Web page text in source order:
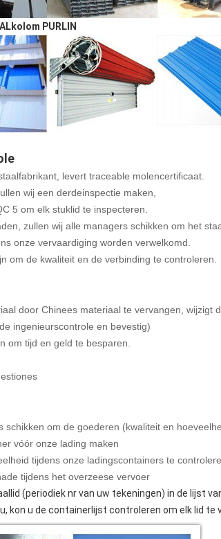
PURLIN
levert traceable molencertificaat.
wij een derdeinspectie maken,
5 om elk stuklid te inspecteren.
zullen wij alle managers schikken om het
onze vervaardiging worden verwelkomd.
om de kwaliteit en de verbinding te controleren.
door Chinees materiaal te vervangen, wijzigt
ingenieurscontrole en bevestig)
om tijd en geld te besparen.
schikken om de goederen (kwaliteit en
vóór onze lading maken
tijdens onze ladingscontainers te
tijdens het overzeese vervoer
(periodiek nr van uw tekeningen) in de lijst
kon u de containerlijst controleren om elk lid te